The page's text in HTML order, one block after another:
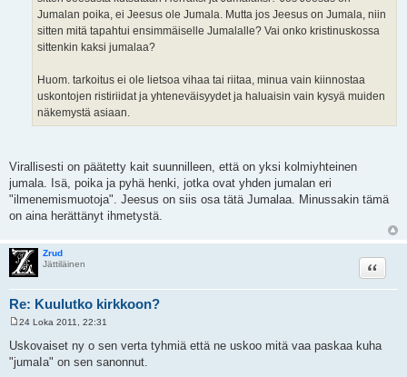
Jumalan poika, ei Jeesus ole Jumala. Mutta jos Jeesus on Jumala, niin
sitten mitä tapahtui ensimmäiselle Jumalalle? Vai onko kristinuskossa
sittenkin kaksi jumalaa?
Huom. tarkoitus ei ole lietsoa vihaa tai riitaa, minua vain kiinnostaa
uskontojen ristiriidat ja yhteneväisyydet ja haluaisin vain kysyä muiden
näkemystä asiaan.
Virallisesti on päätetty kait suunnilleen, että on yksi kolmiyhteinen
jumala. Isä, poika ja pyhä henki, jotka ovat yhden jumalan eri
"ilmenemismuotoja". Jeesus on siis osa tätä Jumalaa. Minussakin tämä
on aina herättänyt ihmetystä.
Zrud
Jättiläinen
Re: Kuulutko kirkkoon?
Lainaa
e
s
24 Loka 2011, 22:31
Uskovaiset ny o sen verta tyhmiä että ne uskoo mitä vaa paskaa kuha
"jumaIa" on sen sanonnut.